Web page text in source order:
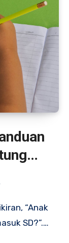
SD?”.…